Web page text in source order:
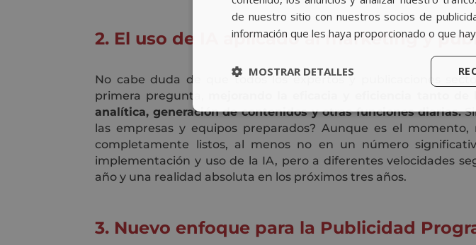
2. El uso de IA aplicado al marketing y
No cabe duda de que todos los expertos y publicaciones
primera pregunta,
mejorando la eficacia y eficiencia tanto
analítica, generación de contenidos y otras funciones diarias.
las empresas y equipos preparados? Aunque es el
completamente listos, al menos no en un número
implementación y uso de la IA, pero a diferentes velocidades
año y una realidad absoluta en los próximos tres años.
3. Nuevo enfoque para la Publicidad
de nuestro sitio con nuestros socios de
información que les haya proporcionado o que
MOSTRAR DETALLES